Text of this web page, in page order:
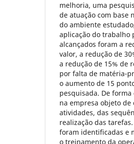
melhoria, uma
de atuação com base
do ambiente
aplicação do trabalho
alcançados foram a
valor, a redução de
a redução de 15% de
por falta de matéria-
o aumento de 15
pesquisada. De
na empresa objeto
atividades, das
realização das
foram identificadas e
o treinamento da